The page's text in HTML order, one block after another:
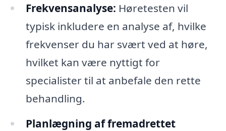
Frekvensanalyse: Høretesten vil
typisk inkludere en analyse af, hvilke
frekvenser du har svært ved at høre,
hvilket kan være nyttigt for
specialister til at anbefale den rette
behandling.
Planlægning af fremadrettet